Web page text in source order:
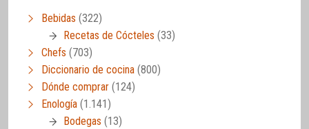
Bebidas (322)
Recetas de Cócteles (33)
Chefs (703)
Diccionario de cocina (800)
Dónde comprar (124)
Enología (1.141)
Bodegas (13)